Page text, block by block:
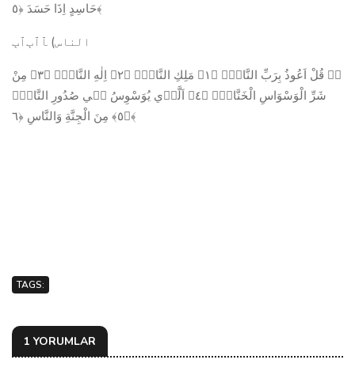
حَاسِدٍ اِذَا حَسَدَ ﴿٥﴾
الناس) ﭑﭐﭒﭐﭓ
ﱡﭐ قُلْ اَعُوذُ بِرَبِّ النَّاسِۙ ﴿١﴾ مَلِكِ النَّاسِۙ ﴿٢﴾ اِلٰهِ النَّاسِۙ ﴿٣﴾ مِنْ
شَرِّ الْوَسْوَاسِ الْخَنَّاسِۙ ﴿٤﴾ اَلَّذ۪ي يُوَسْوِسُ ف۪ي صُدُورِ النَّاسِۙ
﴿٥﴾ مِنَ الْجِنَّةِ وَالنَّاسِ ﴿٦﴾
TAGS:
1 YORUMLAR